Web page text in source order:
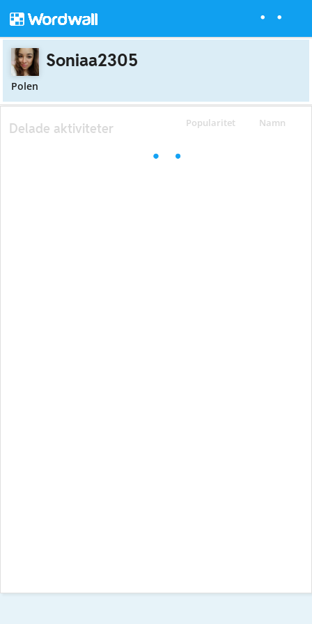
Soniaa2305
Polen
Popularitet Namn
Delade aktiviteter